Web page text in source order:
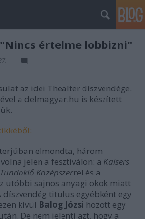
értelme lobbizni"
az idei Thealter díszvendége.
a delmagyar.hu is készített
elmondta, három
jelen a fesztiválon: a Kaisers
Tündöklő Középszerrel és a
utóbbi sajnos anyagi okok miatt
díszvendég titulus egyébként egy
kívül Balog Józsi hozott egy
De nem jelenti azt, hogy a